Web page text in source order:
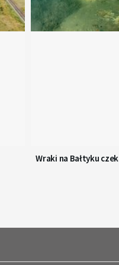
Wraki na Bałtyku